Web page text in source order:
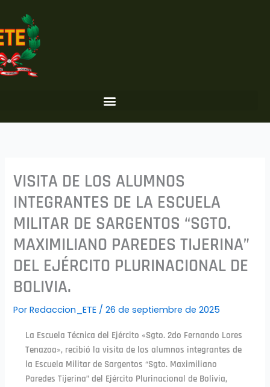
contenido
VISITA DE LOS ALUMNOS
INTEGRANTES DE LA ESCUELA
MILITAR DE SARGENTOS “SGTO.
MAXIMILIANO PAREDES TIJERINA”
DEL EJÉRCITO PLURINACIONAL DE
BOLIVIA.
PorRedaccion_ETE /26 de septiembre de 2025
La Escuela Técnica del Ejército «Sgto. 2do Fernando Lores
Tenazoa», recibió la visita de los alumnos integrantes de
la Escuela Militar de Sargentos “Sgto. Maximiliano
Paredes Tijerina” del Ejército Plurinacional de Bolivia,